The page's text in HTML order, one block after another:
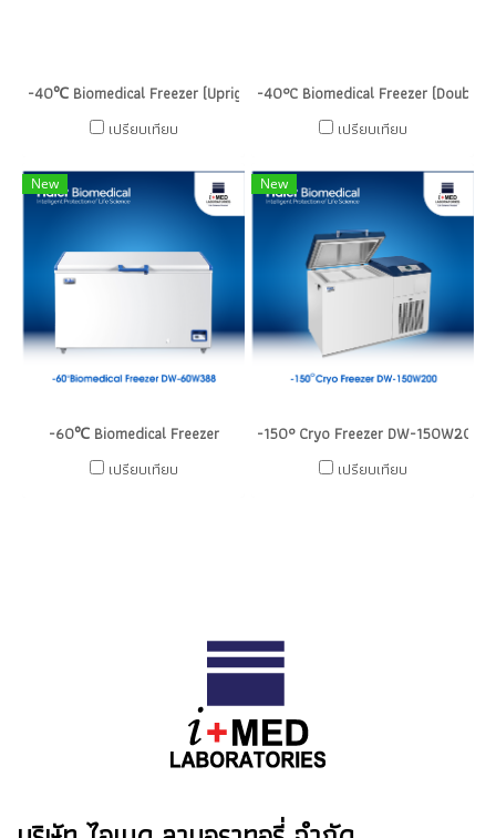
-40℃ Biomedical Freezer (Upright)
เปรียบเทียบ
-40°C Biomedical Freezer (Double
เปรียบเทียบ
New
-60℃ Biomedical Freezer
เปรียบเทียบ
New
-150° Cryo Freezer DW-150W200
เปรียบเทียบ